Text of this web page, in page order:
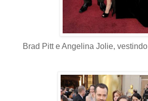
Brad Pitt e Angelina Jolie, vestindo